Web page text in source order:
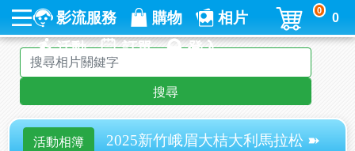
影流服務 購物
相片
活動
訂單 登入
0
0
搜尋
活動相簿
2025新竹峨眉大桔大利馬拉松 ➽